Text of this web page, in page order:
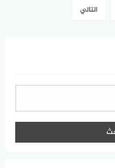
التالي